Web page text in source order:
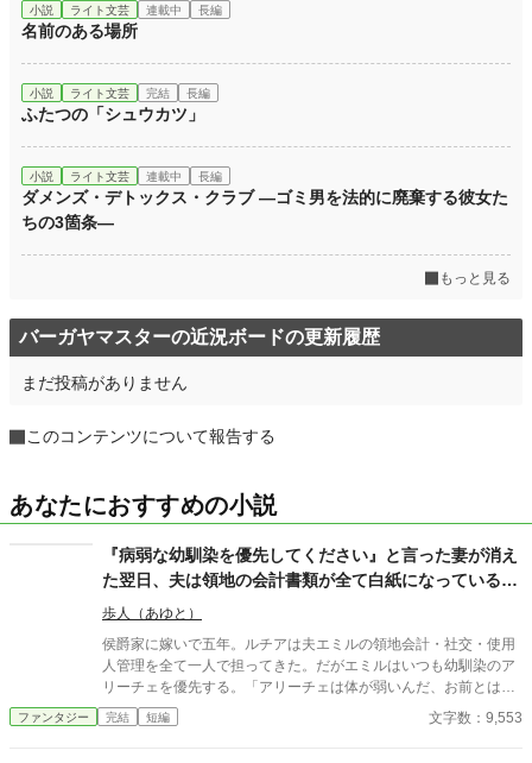
小説 ライト文芸 連載中 長編
名前のある場所
小説 ライト文芸 完結 長編
ふたつの「シュウカツ」
小説 ライト文芸 連載中 長編
ダメンズ・デトックス・クラブ ―ゴミ男を法的に廃棄する彼女た
ちの3箇条―
もっと見る
バーガヤマスターの近況ボードの更新履歴
まだ投稿がありません
このコンテンツについて報告する
あなたにおすすめの小説
『病弱な幼馴染を優先してください』と言った妻が消え
た翌日、夫は領地の会計書類が全て白紙になっているこ
とに気づいた
歩人（あゆと）
侯爵家に嫁いで五年。ルチアは夫エミルの領地会計・社交・使用
人管理を全て一人で担ってきた。だがエミルはいつも幼馴染のア
リーチェを優先する。「アリーチェは体が弱いんだ、お前とは違
う」——その言葉を百回聞いた日、ルチアは微笑んで離縁届に署
名した。「ええ、私は丈夫ですから。どうぞ幼馴染様をお大事
ファンタジー 完結 短編 文字数：9,553